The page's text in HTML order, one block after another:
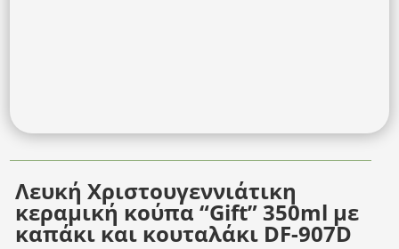
Λευκή Χριστουγεννιάτικη
κεραμική κούπα “Gift” 350ml με
καπάκι και κουταλάκι DF-907D